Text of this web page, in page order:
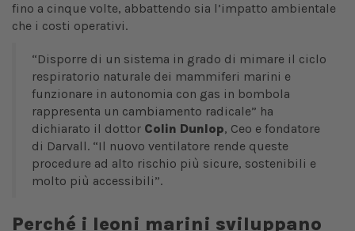
fino a cinque volte, abbattendo sia l’impatto ambientale
che i costi operativi.
“Disporre di un sistema in grado di mimare il ciclo
respiratorio naturale dei mammiferi marini e
funzionare in autonomia con gas in bombola
rappresenta un cambiamento radicale” ha
dichiarato il dottor Colin Dunlop, Ceo e fondatore
di Darvall. “Il nuovo ventilatore rende queste
procedure ad alto rischio più sicure, sostenibili e
molto più accessibili”.
Perché i leoni marini sviluppano